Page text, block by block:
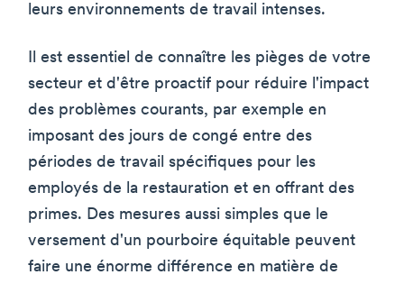
leurs environnements de travail intenses.
Il est essentiel de connaître les pièges de votre
secteur et d'être proactif pour réduire l'impact
des problèmes courants, par exemple en
imposant des jours de congé entre des
périodes de travail spécifiques pour les
employés de la restauration et en offrant des
primes. Des mesures aussi simples que le
versement d'un pourboire équitable peuvent
faire une énorme différence en matière de